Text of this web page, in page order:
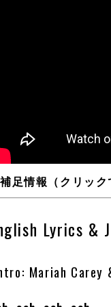
補足情報（クリック
Lyrics &
Mariah Carey